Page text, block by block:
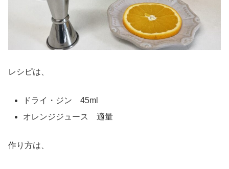
レシピは、
ドライ・ジン 45ml
オレンジジュース 適量
作り方は、